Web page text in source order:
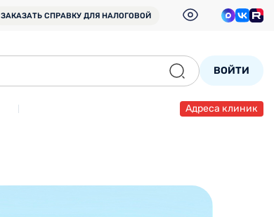
ЗАКАЗАТЬ СПРАВКУ ДЛЯ НАЛОГОВОЙ
ВОЙТИ
Адреса клиник